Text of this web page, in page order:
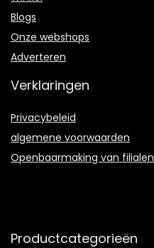
Blogs
Onze webshops
Adverteren
Verklaringen
Privacybeleid
algemene voorwaarden
Openbaarmaking van filialen
Productcategorieën